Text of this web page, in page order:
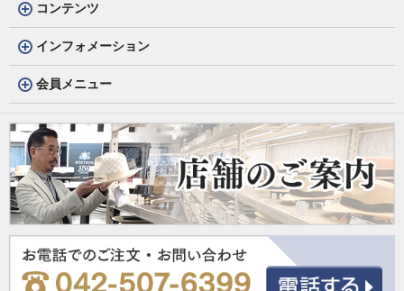
コンテンツ
インフォメーション
会員メニュー